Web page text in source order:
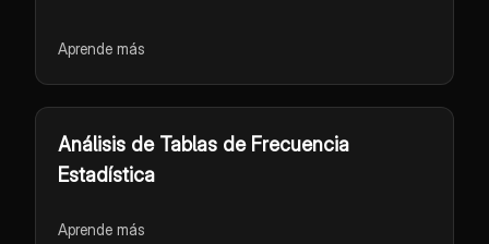
Aprende más
Análisis de Tablas de Frecuencia
Estadística
Aprende más